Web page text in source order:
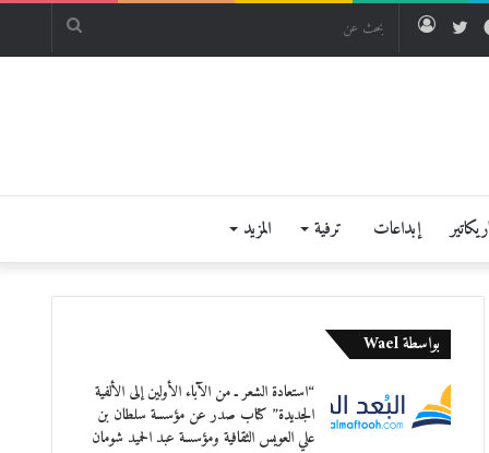
تسجيل
تويتر فيسبوك
إبداعات ترفية المزيد
بواسطة Wael
“استعادة الشعر ـ من الآباء الأولين إلى الألفية
الجديدة” كتاب صدر عن مؤسسة سلطان بن
علي العويس الثقافية ومؤسسة عبد الحميد شومان